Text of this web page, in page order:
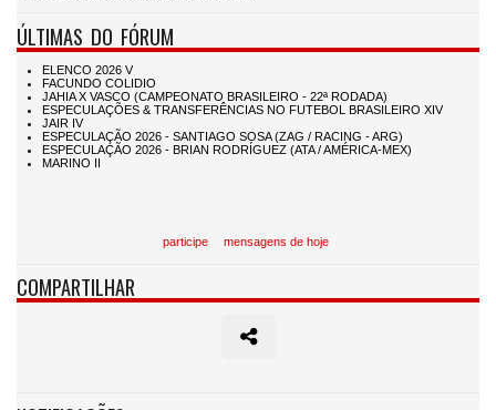
ÚLTIMAS DO FÓRUM
participe mensagens de hoje
COMPARTILHAR